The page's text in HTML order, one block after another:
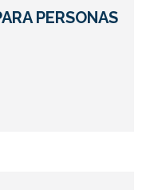
PERSONAS